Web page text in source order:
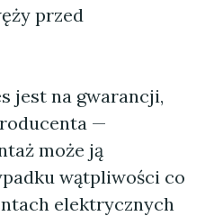
przed
jest na gwarancji,
—
może ją
wątpliwości co
elektrycznych